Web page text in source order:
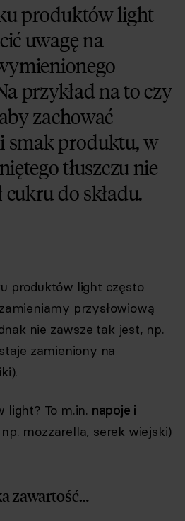
produktów light
uwagę na
przykład na to czy
zachować
smak produktu, w
tłuszczu nie
do składu.
produktów light często
przysłowiową
nie zawsze tak jest, np.
zamieniony na
light? To m.in. napoje i
mozzarella, serek wiejski)
zawartość…